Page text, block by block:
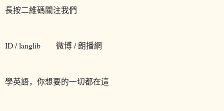
長按二維碼關注我們
ID / langlib 微博 / 朗播網
學英語，你想要的一切都在這